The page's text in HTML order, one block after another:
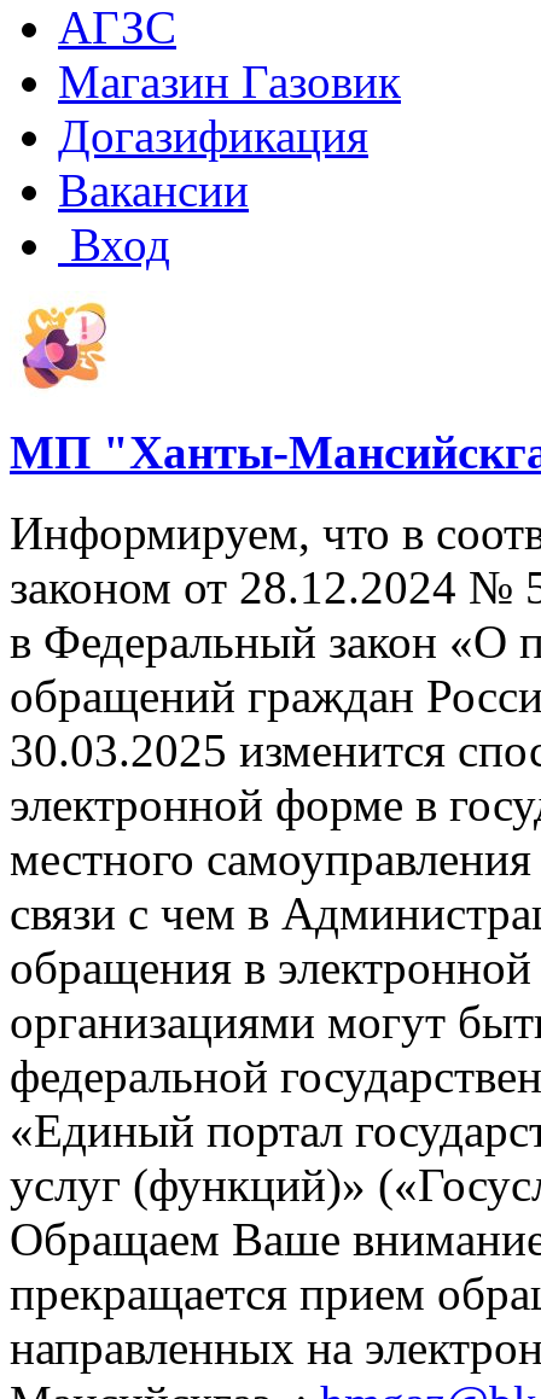
АГЗС
Магазин Газовик
Догазификация
Вакансии
Вход
МП "Ханты-
Информируем, что в
законом от 28.12.2024 №
в Федеральный закон «О
обращений граждан
30.03.2025 изменится
электронной форме в
местного
связи с чем в
обращения в
организациями могут
федеральной
«Единый портал
услуг (функций)»
Обращаем Ваше
прекращается прием
направленных на